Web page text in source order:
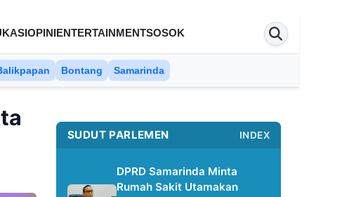
OPINIENTERTAINMENTSOSOK
Bontang Samarinda
SUDUT PARLEMEN INDEX
DPRD Samarinda Minta
Rumah Sakit Utamakan